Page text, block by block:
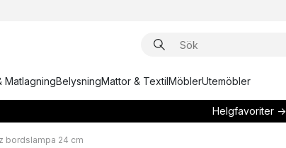
MatlagningBelysningMattor & TextilMöblerUtemöbler
Helgfavoriter →
bordslampa 24 cm